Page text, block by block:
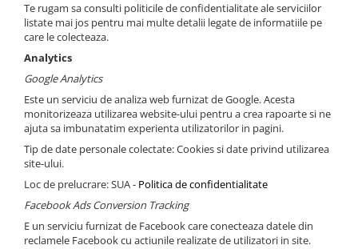
Te rugam sa consulti politicile de confidentialitate ale serviciilor
listate mai jos pentru mai multe detalii legate de informatiile pe
care le colecteaza.
Analytics
Google Analytics
Este un serviciu de analiza web furnizat de Google. Acesta
monitorizeaza utilizarea website-ului pentru a crea rapoarte si ne
ajuta sa imbunatatim experienta utilizatorilor in pagini.
Tip de date personale colectate: Cookies si date privind utilizarea
site-ului.
Loc de prelucrare: SUA - Politica de confidentialitate
Facebook Ads Conversion Tracking
E un serviciu furnizat de Facebook care conecteaza datele din
reclamele Facebook cu actiunile realizate de utilizatori in site.